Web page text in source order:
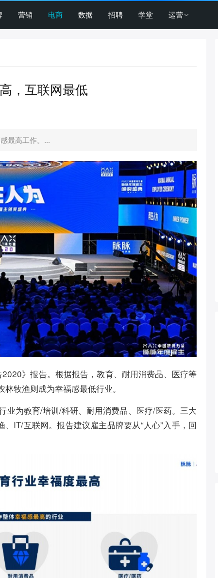
营销 电商 数据 招聘 学堂 运营
，互联网最低
最高工作。...
》报告。根据报告，教育、耐用消费品、医疗等
牧渔则成为幸福感最低行业。
业为教育/培训/科研、耐用消费品、医疗/医药。三大
IT/互联网。报告建议雇主品牌要从“人心”入手，回